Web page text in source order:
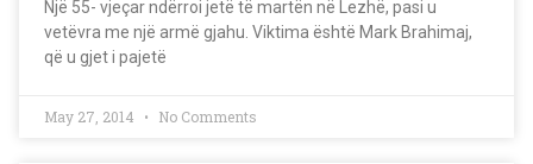
Një 55- vjeçar ndërroi jetë të martën në Lezhë, pasi u
vetëvra me një armë gjahu. Viktima është Mark Brahimaj,
që u gjet i pajetë
May 27, 2014 No Comments